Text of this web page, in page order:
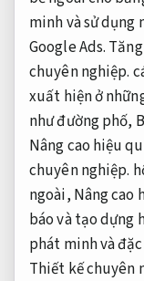
minh và sử dụng
Google Ads.
chuyên nghiệp.
xuất hiện ở
như đường phố,
Nâng cao hiệu
chuyên nghiệp.
ngoài, Nâng cao
báo và tạo dựng
phát minh và
Thiết kế chuyên